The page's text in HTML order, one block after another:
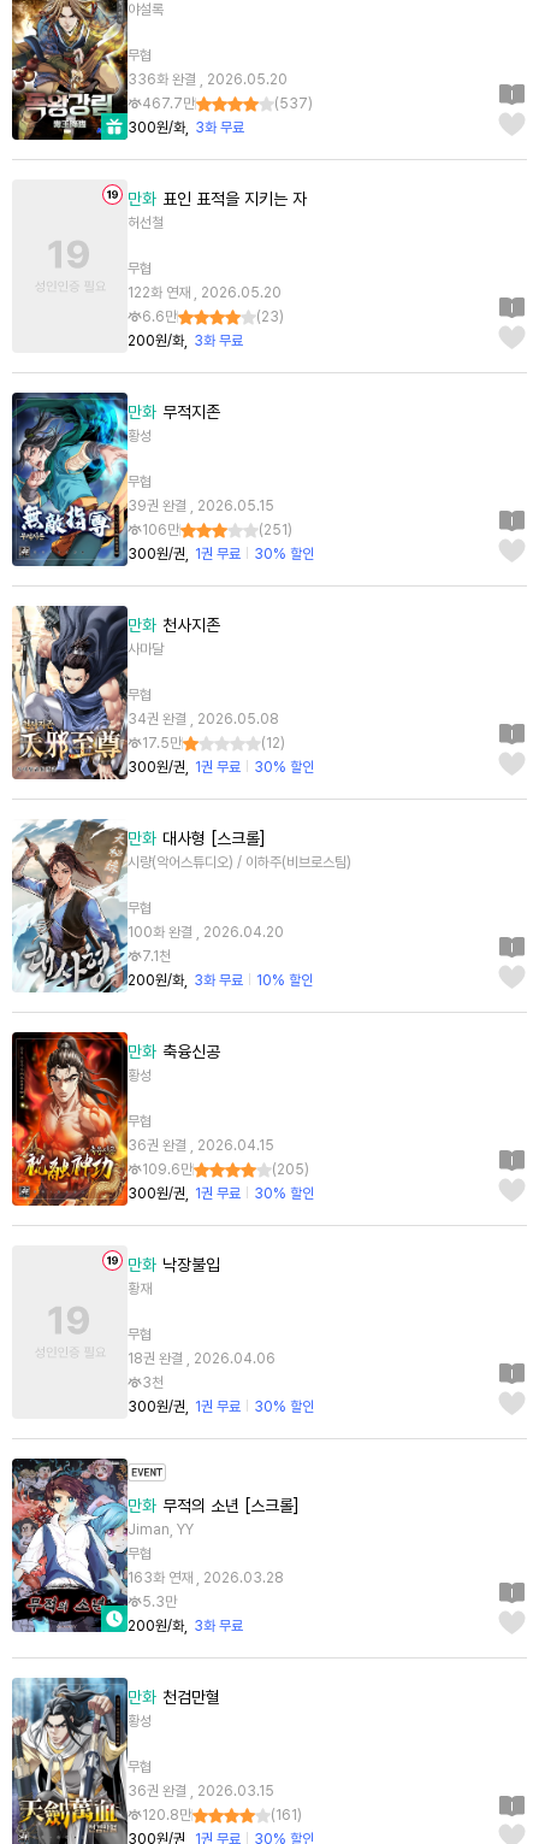
야설록
무협
336화 완결 , 2026.05.20
467.7만
(537)
300원/화
3화 무료
만화 표인 표적을 지키는 자
허선철
무협
122화 연재 , 2026.05.20
6.6만
(23)
200원/화
3화 무료
만화 무적지존
황성
무협
39권 완결 , 2026.05.15
106만
(251 )
300원/권
1권 무료 30% 할인
만화 천사지존
사마달
무협
34권 완결 , 2026.05.08
17.5만
(12)
300원/권
1권 무료 30% 할인
만화 대사형 [스크롤]
시량(악어스튜디오) / 이하주(비브로스팀)
무협
100화 완결 , 2026.04.20
7.1천
200원/화
3화 무료 10% 할인
만화 축융신공
황성
무협
36권 완결 , 2026.04.15
109.6만
(205)
300원/권
1권 무료 30% 할인
만화 낙장불입
황재
무협
18권 완결 , 2026.04.06
3천
300원/권
1권 무료 30% 할인
만화 무적의 소년 [스크롤]
Jiman, YY
무협
163화 연재 , 2026.03.28
5.3만
200원/화
3화 무료
만화 천검만혈
황성
무협
36권 완결 , 2026.03.15
120.8만
(161 )
300원/권
1권 무료 30% 할인